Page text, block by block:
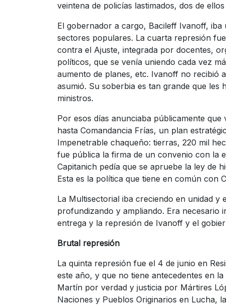
veintena de policías lastimados, dos de
El gobernador a cargo, Bacileff Ivanoff,
sectores populares. La cuarta represión
contra el Ajuste, integrada por docentes,
políticos, que se venía uniendo cada vez
aumento de planes, etc. Ivanoff no recibió
asumió. Su soberbia es tan grande que les
ministros.
Por esos días anunciaba públicamente
hasta Comandancia Frías, un plan
Impenetrable chaqueño: tierras, 220 mil
fue pública la firma de un convenio con la
Capitanich pedía que se apruebe la ley de
Esta es la política que tiene en común con
La Multisectorial iba creciendo en unidad y
profundizando y ampliando. Era necesario
entrega y la represión de Ivanoff y el
Brutal represión
La quinta represión fue el 4 de junio en
este año, y que no tiene antecedentes en
Martín por verdad y justicia por Mártires
Naciones y Pueblos Originarios en Lucha,